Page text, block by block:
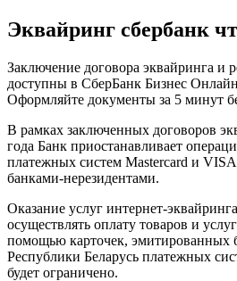
Эквайринг сбербанк
Заключение договора эквайринга и
доступны в СберБанк Бизнес
Оформляйте документы за 5 минут
В рамках заключенных договоров
года Банк приостанавливает
платежных систем Mastercard и
банками-нерезидентами.
Оказание услуг интернет-
осуществлять оплату товаров и
помощью карточек, эмитированных
Республики Беларусь платежных
будет ограничено.